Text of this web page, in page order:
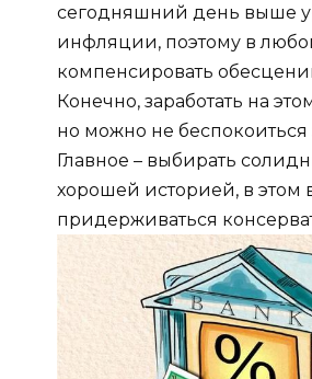
сегодняшний день выше
инфляции, поэтому в
компенсировать
Конечно, заработать на
но можно не беспокоиться
Главное – выбирать
хорошей историей, в этом
придерживаться